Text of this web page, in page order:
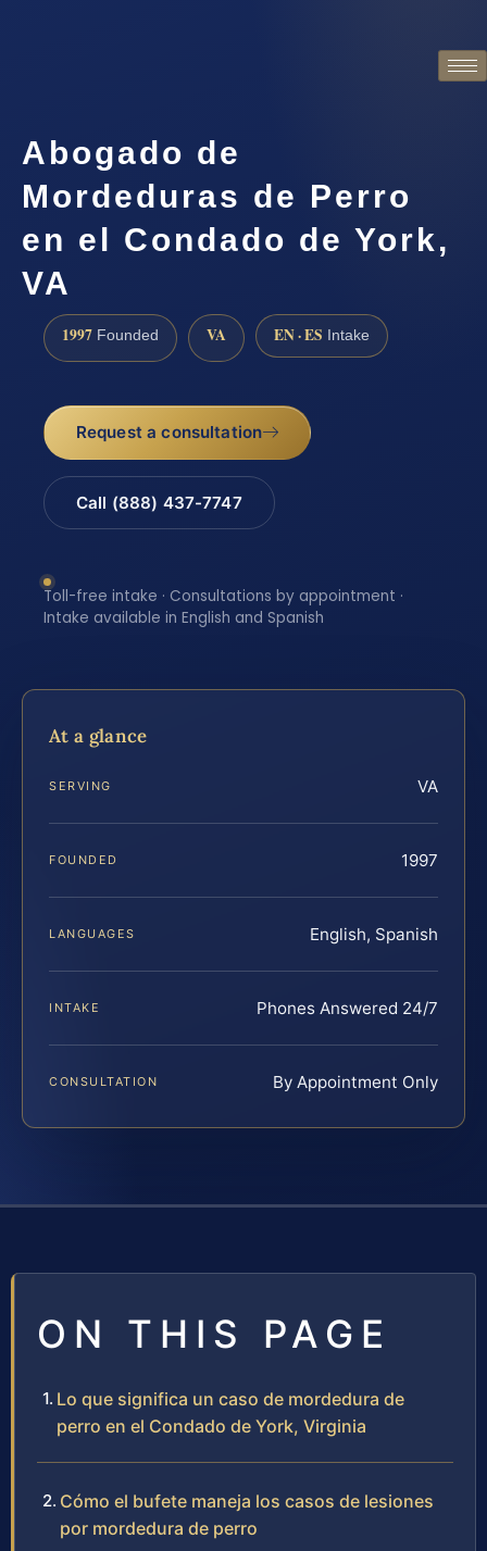
Abogado de
Mordeduras de Perro
en el Condado de York,
VA
1997 Founded VA EN · ES Intake
Request a consultation
Call (888) 437-7747
Toll-free intake · Consultations by appointment ·
Intake available in English and Spanish
At a glance
SERVING VA
FOUNDED 1997
LANGUAGES English, Spanish
INTAKE Phones Answered 24/7
CONSULTATION By Appointment Only
ON THIS PAGE
Lo que significa un caso de mordedura de
perro en el Condado de York, Virginia
Cómo el bufete maneja los casos de lesiones
por mordedura de perro